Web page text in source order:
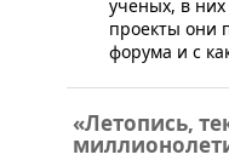
ученых, в них
проекты они
форума и с
«Летопись,